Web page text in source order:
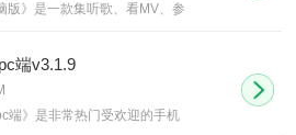
版》是一款集听歌、看MV、参
端v3.1.9
端》是非常热门受欢迎的手机